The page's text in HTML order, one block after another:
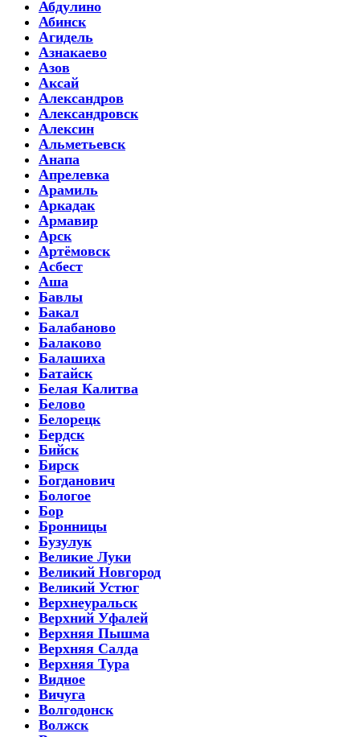
Абдулино
Абинск
Агидель
Азнакаево
Азов
Аксай
Александров
Александровск
Алексин
Альметьевск
Анапа
Апрелевка
Арамиль
Аркадак
Армавир
Арск
Артёмовск
Асбест
Аша
Бавлы
Бакал
Балабаново
Балаково
Балашиха
Батайск
Белая Калитва
Белово
Белорецк
Бердск
Бийск
Бирск
Богданович
Бологое
Бор
Бронницы
Бузулук
Великие Луки
Великий Новгород
Великий Устюг
Верхнеуральск
Верхний Уфалей
Верхняя Пышма
Верхняя Салда
Верхняя Тура
Видное
Вичуга
Волгодонск
Волжск